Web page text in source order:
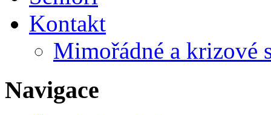
Kontakt
Mimořádné a krizové
Navigace